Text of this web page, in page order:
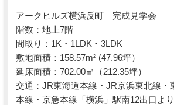
アークヒルズ横浜反町 完成見学会
階数：地上7階
間取り：1K・1LDK・3LDK
敷地面積：158.57m² (47.96坪）
延床面積：702.00㎡（212.35坪）
交通：JR東海道本線・JR京浜東北線・
本線・京急本線「横浜」駅南12出口よ